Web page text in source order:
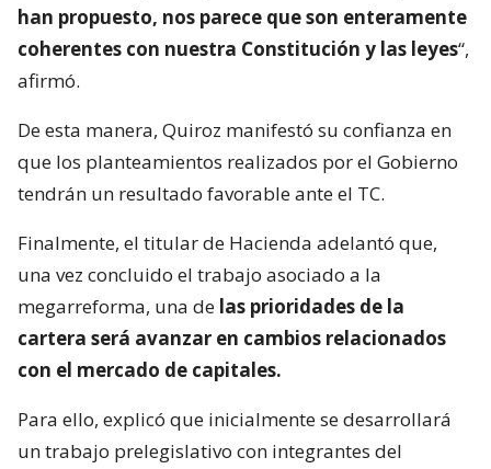
han propuesto, nos parece que son enteramente
coherentes con nuestra Constitución y las leyes“,
afirmó.
De esta manera, Quiroz manifestó su confianza en
que los planteamientos realizados por el Gobierno
tendrán un resultado favorable ante el TC.
Finalmente, el titular de Hacienda adelantó que,
una vez concluido el trabajo asociado a la
megarreforma, una de las prioridades de la
cartera será avanzar en cambios relacionados
con el mercado de capitales.
Para ello, explicó que inicialmente se desarrollará
un trabajo prelegislativo con integrantes del